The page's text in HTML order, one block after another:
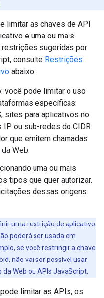
limitar as chaves de API
e uma ou mais
sugeridas por
consulte Restrições
abaixo.
: você pode limitar o uso
específicas:
sites para aplicativos no
IP ou sub-redes do CIDR
que emitem chamadas
Web.
uma ou mais
tipos que quer autorizar.
dessas origens
uma restrição de aplicativo
poderá ser usada em
se você restringir a chave
não vai ser possível usar
Web ou APIs JavaScript.
limitar as APIs, os